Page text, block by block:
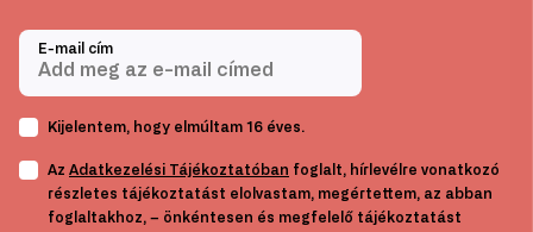
E-mail cím
Kijelentem, hogy elmúltam 16 éves.
Az Adatkezelési Tájékoztatóban foglalt, hírlevélre vonatkozó
részletes tájékoztatást elolvastam, megértettem, az abban
foglaltakhoz, – önkéntesen és megfelelő tájékoztatást